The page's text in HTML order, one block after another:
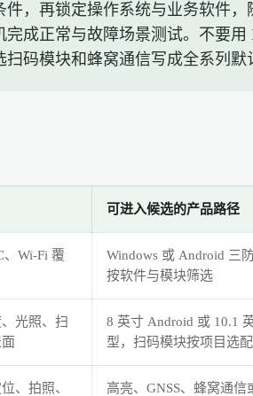
，再锁定操作系统与业务软件，
成正常与故障场景测试。不要
码模块和蜂窝通信写成全系列默
可进入候选的产品路径
、Wi-Fi 覆
Windows 或 Android 三防
按软件与模块筛选
光照、扫
8 英寸 Android 或 10.1
型，扫码模块按项目选配
、拍照、
高亮、GNSS、蜂窝通信